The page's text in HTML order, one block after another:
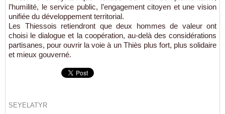
l’humilité, le service public, l’engagement citoyen et une vision
unifiée du développement territorial.
Les Thiessois retiendront que deux hommes de valeur ont
choisi le dialogue et la coopération, au-delà des considérations
partisanes, pour ouvrir la voie à un Thiès plus fort, plus solidaire
et mieux gouverné.
SEYELATYR